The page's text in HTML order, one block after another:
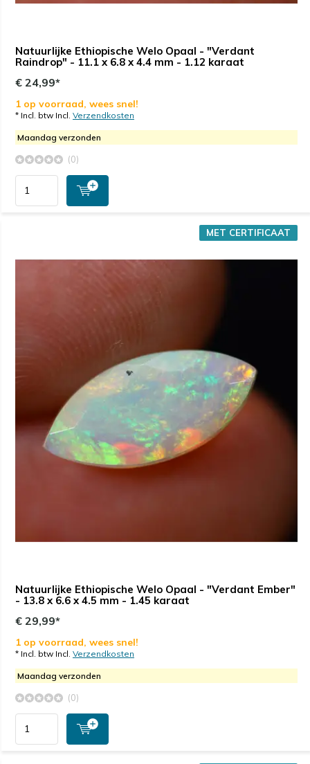
Natuurlijke Ethiopische Welo Opaal - "Verdant
Raindrop" - 11.1 x 6.8 x 4.4 mm - 1.12 karaat
€ 24,99*
1 op voorraad, wees snel!
* Incl. btw Incl. Verzendkosten
Maandag verzonden
(0)
Natuurlijke Ethiopische Welo Opaal - "Verdant Ember"
- 13.8 x 6.6 x 4.5 mm - 1.45 karaat
MET CERTIFICAAT
€ 29,99*
1 op voorraad, wees snel!
* Incl. btw Incl. Verzendkosten
Maandag verzonden
(0)